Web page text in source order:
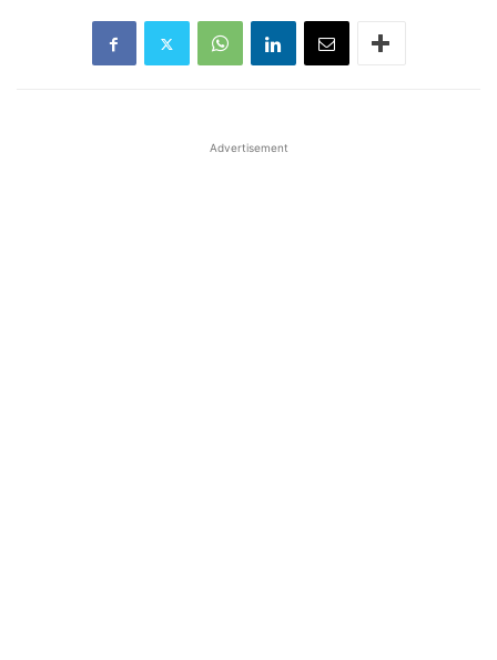
Advertisement